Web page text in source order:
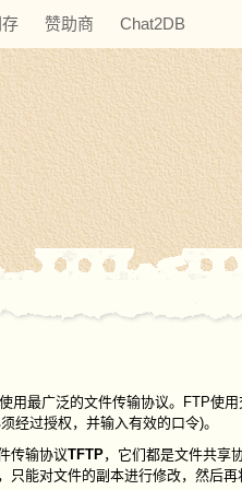
赞助商 Chat2DB
最广泛的文件传输协议。FTP使用
经过授权，并输入有效的口令)。
传输协议TFTP，它们都是文件共享
能对文件的副本进行修改，然后再